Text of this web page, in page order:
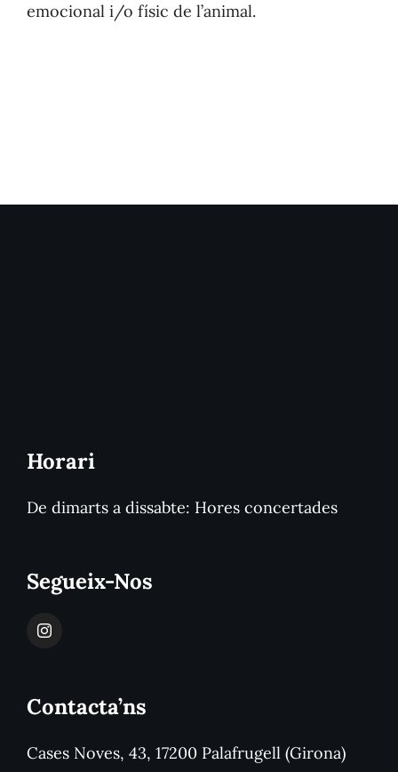
emocional i/o físic de l’animal.
Horari
De dimarts a dissabte: Hores concertades
Segueix-Nos
Contacta’ns
Cases Noves, 43, 17200 Palafrugell (Girona)